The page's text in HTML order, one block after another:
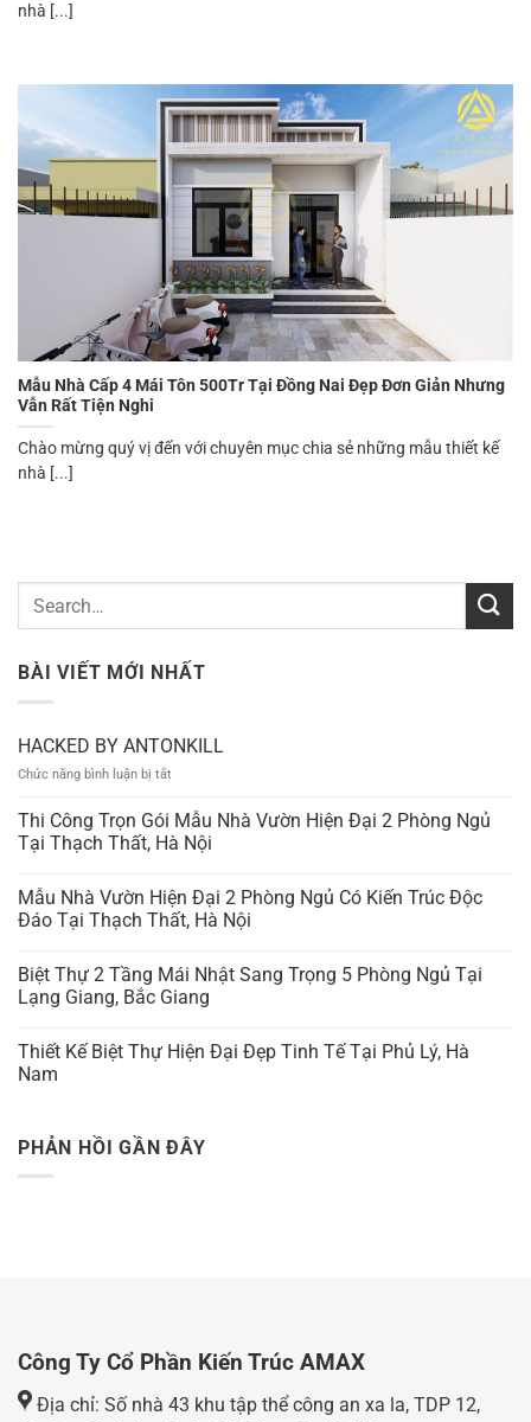
nhà [...]
Mẫu Nhà Cấp 4 Mái Tôn 500Tr Tại Đồng Nai Đẹp Đơn Giản Nhưng
Vẫn Rất Tiện Nghi
Chào mừng quý vị đến với chuyên mục chia sẻ những mẫu thiết kế
nhà [...]
BÀI VIẾT MỚI NHẤT
HACKED BY ANTONKILL
Chức năng bình luận bị tắt
BY
ANTONKILL
Thi Công Trọn Gói Mẫu Nhà Vườn Hiện Đại 2 Phòng Ngủ
Tại Thạch Thất, Hà Nội
Mẫu Nhà Vườn Hiện Đại 2 Phòng Ngủ Có Kiến Trúc Độc
Đáo Tại Thạch Thất, Hà Nội
Biệt Thự 2 Tầng Mái Nhật Sang Trọng 5 Phòng Ngủ Tại
Lạng Giang, Bắc Giang
Thiết Kế Biệt Thự Hiện Đại Đẹp Tinh Tế Tại Phủ Lý, Hà
Nam
PHẢN HỒI GẦN ĐÂY
Công Ty Cổ Phần Kiến Trúc AMAX
Địa chỉ: Số nhà 43 khu tập thể công an xa la, TDP 12,